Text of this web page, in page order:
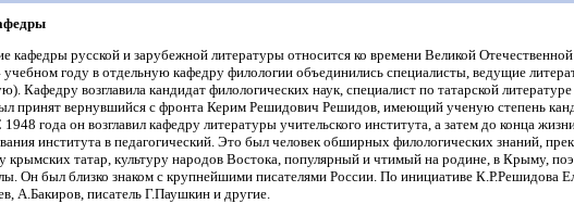
кафедры русской и зарубежной литературы относится ко времени Великой
году в отдельную кафедру филологии объединились специалисты, ведущие
Кафедру возглавила кандидат филологических наук, специалист по татарской
принят вернувшийся с фронта Керим Решидович Решидов, имеющий ученую степень
года он возглавил кафедру литературы учительского института, а затем до конца
института в педагогический. Это был человек обширных филологических знаний,
крымских татар, культуру народов Востока, популярный и чтимый на родине, в Крыму,
Он был близко знаком с крупнейшими писателями России. По инициативе К.Р.Решидова
А.Бакиров, писатель Г.Паушкин и другие.